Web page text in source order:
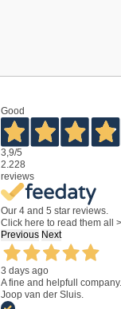
Good
3,9/5
2.228
reviews
Our 4 and 5 star reviews.
Click here to read them all >
Previous Next
3 days ago
A fine and helpfull
Joop van der Sluis.